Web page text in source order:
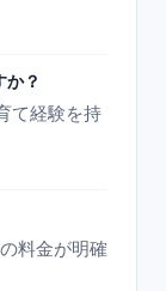
？
て経験を持
料金が明確